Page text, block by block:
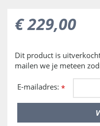
€229,00
Dit product is
mailen we je meteen
E-mailadres: *